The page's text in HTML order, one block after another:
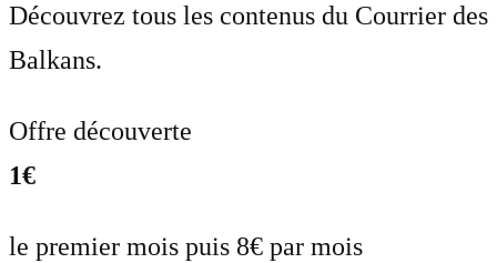
Découvrez tous les contenus du Courrier des
Balkans.
Offre découverte
1€
le premier mois puis 8€ par mois